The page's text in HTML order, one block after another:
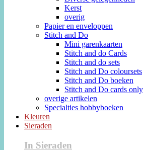
Kerst
overig
Papier en enveloppen
Stitch and Do
Mini garenkaarten
Stitch and do Cards
Stitch and do sets
Stitch and Do coloursets
Stitch and Do boeken
Stitch and Do cards only
overige artikelen
Specialties hobbyboeken
Kleuren
Sieraden
In Sieraden